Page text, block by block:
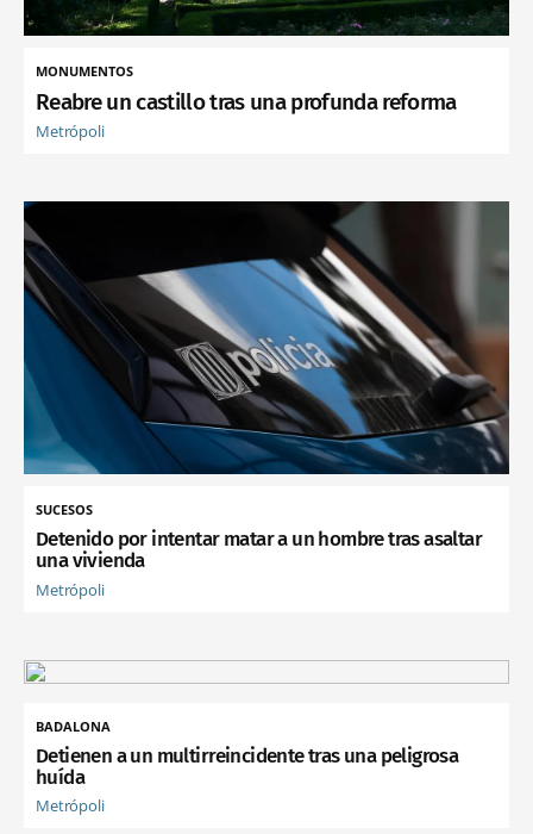
MONUMENTOS
Reabre un castillo tras una profunda reforma
Metrópoli
SUCESOS
Detenido por intentar matar a un hombre tras asaltar
una vivienda
Metrópoli
BADALONA
Detienen a un multirreincidente tras una peligrosa
huída
Metrópoli